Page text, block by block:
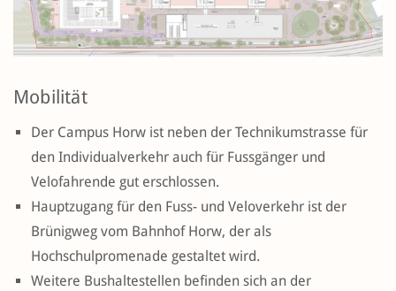
Mobilität
Der Campus Horw ist neben der Technikumstrasse für
den Individualverkehr auch für Fussgänger und
Velofahrende gut erschlossen.
Hauptzugang für den Fuss- und Veloverkehr ist der
Brünigweg vom Bahnhof Horw, der als
Hochschulpromenade gestaltet wird.
Weitere Bushaltestellen befinden sich an der